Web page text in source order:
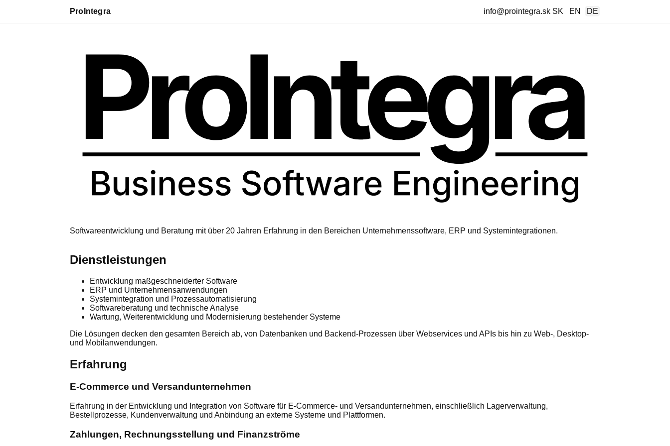
ProIntegra info@prointegra.sk SK EN DE
Softwareentwicklung und Beratung mit über 20 Jahren Erfahrung in den Bereichen Unternehmenssoftware, ERP und Systemintegrationen.
Dienstleistungen
Entwicklung maßgeschneiderter Software
ERP und Unternehmensanwendungen
Systemintegration und Prozessautomatisierung
Softwareberatung und technische Analyse
Wartung, Weiterentwicklung und Modernisierung bestehender Systeme
Die Lösungen decken den gesamten Bereich ab, von Datenbanken und Backend-Prozessen über Webservices und APIs bis hin zu Web-, Desktop-
und Mobilanwendungen.
Erfahrung
E-Commerce und Versandunternehmen
Erfahrung in der Entwicklung und Integration von Software für E-Commerce- und Versandunternehmen, einschließlich Lagerverwaltung,
Bestellprozesse, Kundenverwaltung und Anbindung an externe Systeme und Plattformen.
Zahlungen, Rechnungsstellung und Finanzströme